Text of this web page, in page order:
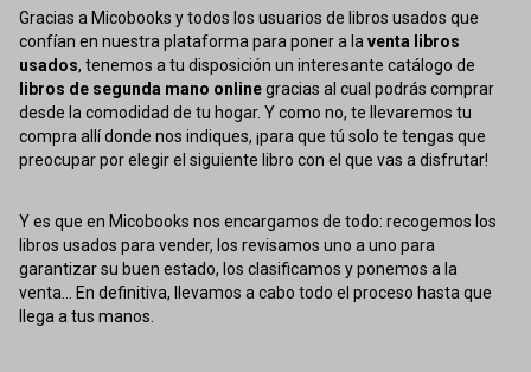
Gracias a Micobooks y todos los usuarios de libros usados que
confían en nuestra plataforma para poner a laventa libros
usados, tenemos a tu disposición un interesante catálogo de
libros de segunda mano onlinegracias al cual podrás comprar
desde la comodidad de tu hogar. Y como no, te llevaremos tu
compra allí donde nos indiques, ¡para que tú solo te tengas que
preocupar por elegir el siguiente libro con el que vas a disfrutar!
Y es que en Micobooks nos encargamos de todo: recogemos los
libros usados para vender, los revisamos uno a uno para
garantizar su buen estado, los clasificamos y ponemos a la
venta... En definitiva, llevamos a cabo todo el proceso hasta que
llega a tus manos.